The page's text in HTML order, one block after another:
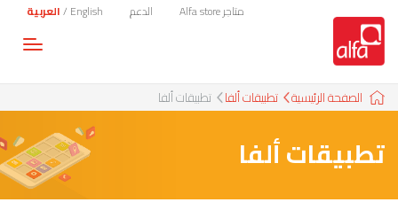
English
/العربية الدعم متاجر Alfa store
الصفحة الرئيسية تطبيقات ألفا تطبيقات ألفا
تطبيقات ألفا